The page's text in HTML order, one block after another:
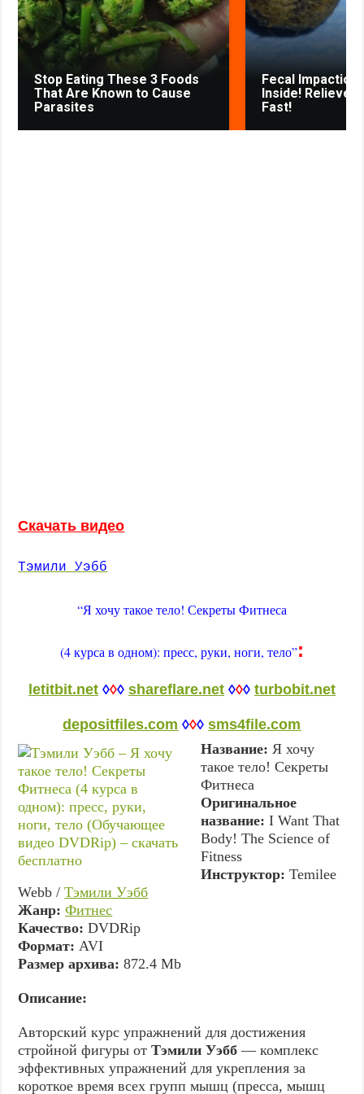
n
i
k
i
t
Stop Eating These 3 Foods
That Are Known to Cause
Parasites
Fecal Impaction
Inside! Relieves
Fast!
Скачать видео
Тэмили Уэбб
“Я хочу такое тело! Секреты Фитнеса
(4 курса в одном): пресс, руки, ноги, тело”:
letitbit.net ◊◊◊ shareflare.net ◊◊◊ turbobit.net
depositfiles.com ◊◊◊ sms4file.com
Название: Я хочу
такое тело! Секреты
Фитнеса
Оригинальное
название: I Want That
Body! The Science of
Fitness
Инструктор: Temilee
Webb /Тэмили Уэбб
Жанр:Фитнес
Качество:DVDRip
Формат:AVI
Размер архива: 872.4 Mb
Описание:
Авторский курс упражнений для достижения
стройной фигуры отТэмили Уэбб — комплекс
эффективных упражнений для укрепления за
короткое время всех групп мышц (пресса, мышц